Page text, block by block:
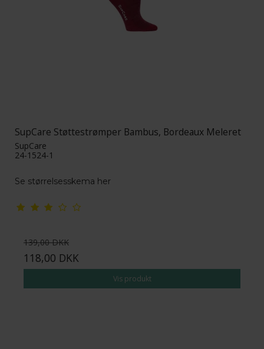
SupCare Støttestrømper Bambus, Bordeaux Meleret
SupCare
24-1524-1
Se størrelsesskema her
139,00 DKK
118,00 DKK
Vis produkt